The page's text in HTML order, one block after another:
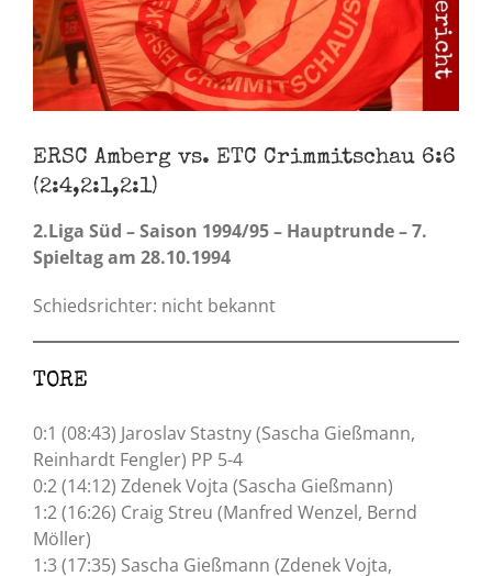
ERSC Amberg vs. ETC Crimmitschau 6:6
(2:4,2:1,2:1)
2.Liga Süd – Saison 1994/95 – Hauptrunde – 7.
Spieltag am 28.10.1994
Schiedsrichter: nicht bekannt
TORE
0:1 (08:43) Jaroslav Stastny (Sascha Gießmann,
Reinhardt Fengler) PP 5-4
0:2 (14:12) Zdenek Vojta (Sascha Gießmann)
1:2 (16:26) Craig Streu (Manfred Wenzel, Bernd
Möller)
1:3 (17:35) Sascha Gießmann (Zdenek Vojta,